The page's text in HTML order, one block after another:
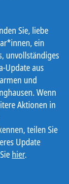
Sie, liebe
ein
unvollständiges
Update aus
und
. Wenn
Aktionen in
teilen Sie
Update
hier.